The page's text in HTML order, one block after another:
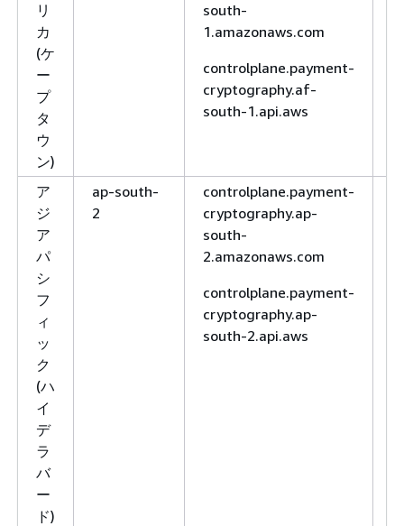
リ
カ
(ケ
ー
プ
タ
ウ
ン)
south-
1.amazonaws.com
controlplane.payment-
cryptography.af-
south-1.api.aws
ア
ジ
ア
パ
シ
フ
ィ
ッ
ク
(ハ
イ
デ
ラ
バ
ー
ド)
ap-south-
2
controlplane.payment-
cryptography.ap-
south-
2.amazonaws.com
controlplane.payment-
cryptography.ap-
south-2.api.aws